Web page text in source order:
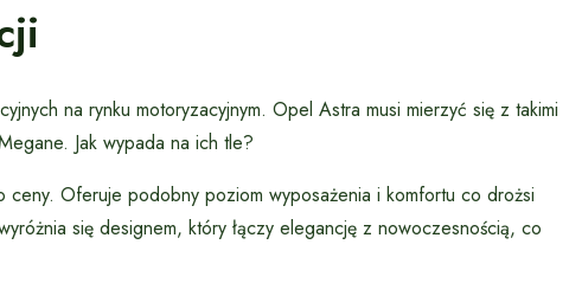
na rynku motoryzacyjnym. Opel Astra musi mierzyć się z takimi
Jak wypada na ich tle?
Oferuje podobny poziom wyposażenia i komfortu co drożsi
się designem, który łączy elegancję z nowoczesnością, co